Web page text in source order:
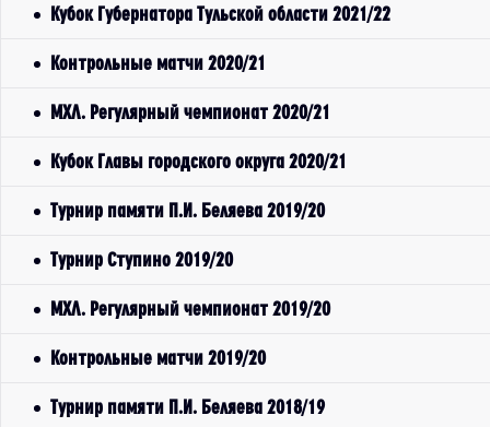
Кубок Губернатора Тульской области 2021/22
Контрольные матчи 2020/21
МХЛ. Регулярный чемпионат 2020/21
Кубок Главы городского округа 2020/21
Турнир памяти П.И. Беляева 2019/20
Турнир Ступино 2019/20
МХЛ. Регулярный чемпионат 2019/20
Контрольные матчи 2019/20
Турнир памяти П.И. Беляева 2018/19